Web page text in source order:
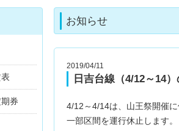
券
お知らせ
2019/04/11
日吉台線（4/12～14
4/12～4/14は、山王祭開催
一部区間を運行休止します。